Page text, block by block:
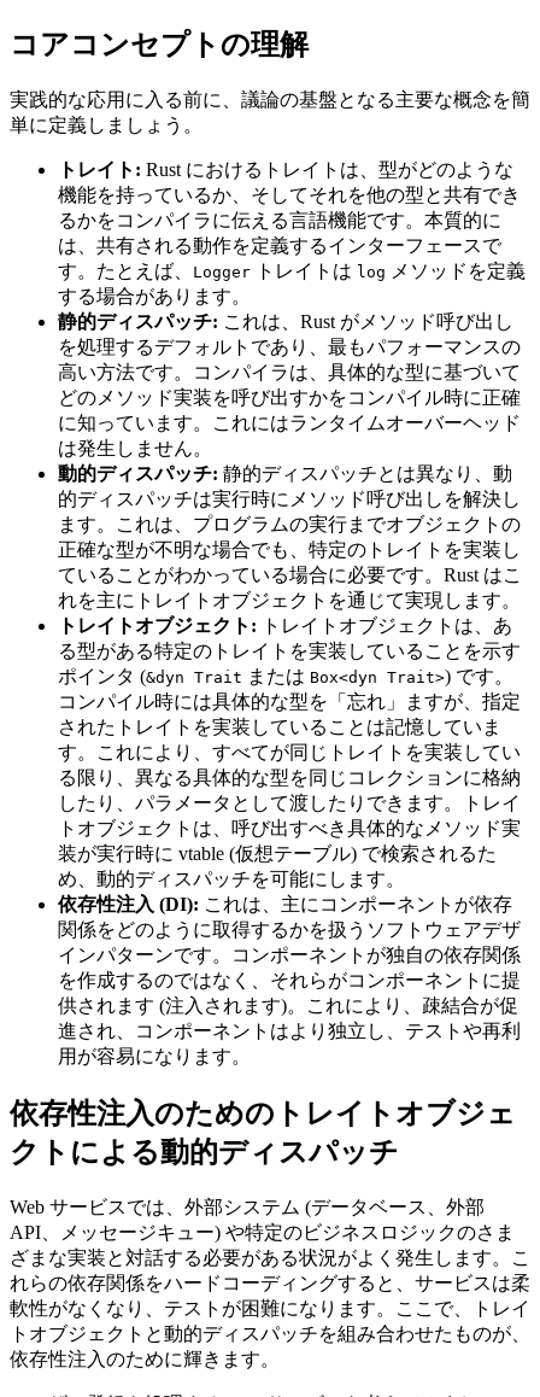
コアコンセプトの理解
実践的な応用に入る前に、議論の基盤となる主要な概念を簡
単に定義しましょう。
トレイト: Rust におけるトレイトは、型がどのような
機能を持っているか、そしてそれを他の型と共有でき
るかをコンパイラに伝える言語機能です。本質的に
は、共有される動作を定義するインターフェースで
す。たとえば、
Logger トレイトは log メソッドを定義
する場合があります。
静的ディスパッチ: これは、Rust がメソッド呼び出し
を処理するデフォルトであり、最もパフォーマンスの
高い方法です。コンパイラは、具体的な型に基づいて
どのメソッド実装を呼び出すかをコンパイル時に正確
に知っています。これにはランタイムオーバーヘッド
は発生しません。
動的ディスパッチ: 静的ディスパッチとは異なり、動
的ディスパッチは実行時にメソッド呼び出しを解決し
ます。これは、プログラムの実行までオブジェクトの
正確な型が不明な場合でも、特定のトレイトを実装し
ていることがわかっている場合に必要です。Rust はこ
れを主にトレイトオブジェクトを通じて実現します。
トレイトオブジェクト: トレイトオブジェクトは、あ
る型がある特定のトレイトを実装していることを示す
ポインタ (&dyn Trait または Box<dyn Trait>) です。
コンパイル時には具体的な型を「忘れ」ますが、指定
されたトレイトを実装していることは記憶していま
す。これにより、すべてが同じトレイトを実装してい
る限り、異なる具体的な型を同じコレクションに格納
したり、パラメータとして渡したりできます。トレイ
トオブジェクトは、呼び出すべき具体的なメソッド実
装が実行時に vtable (仮想テーブル) で検索されるた
め、動的ディスパッチを可能にします。
依存性注入 (DI): これは、主にコンポーネントが依存
関係をどのように取得するかを扱うソフトウェアデザ
インパターンです。コンポーネントが独自の依存関係
を作成するのではなく、それらがコンポーネントに提
供されます (注入されます)。これにより、疎結合が促
進され、コンポーネントはより独立し、テストや再利
用が容易になります。
依存性注入のためのトレイトオブジェ
クトによる動的ディスパッチ
Web サービスでは、外部システム (データベース、外部
API、メッセージキュー) や特定のビジネスロジックのさま
ざまな実装と対話する必要がある状況がよく発生します。こ
れらの依存関係をハードコーディングすると、サービスは柔
軟性がなくなり、テストが困難になります。ここで、トレイ
トオブジェクトと動的ディスパッチを組み合わせたものが、
依存性注入のために輝きます。